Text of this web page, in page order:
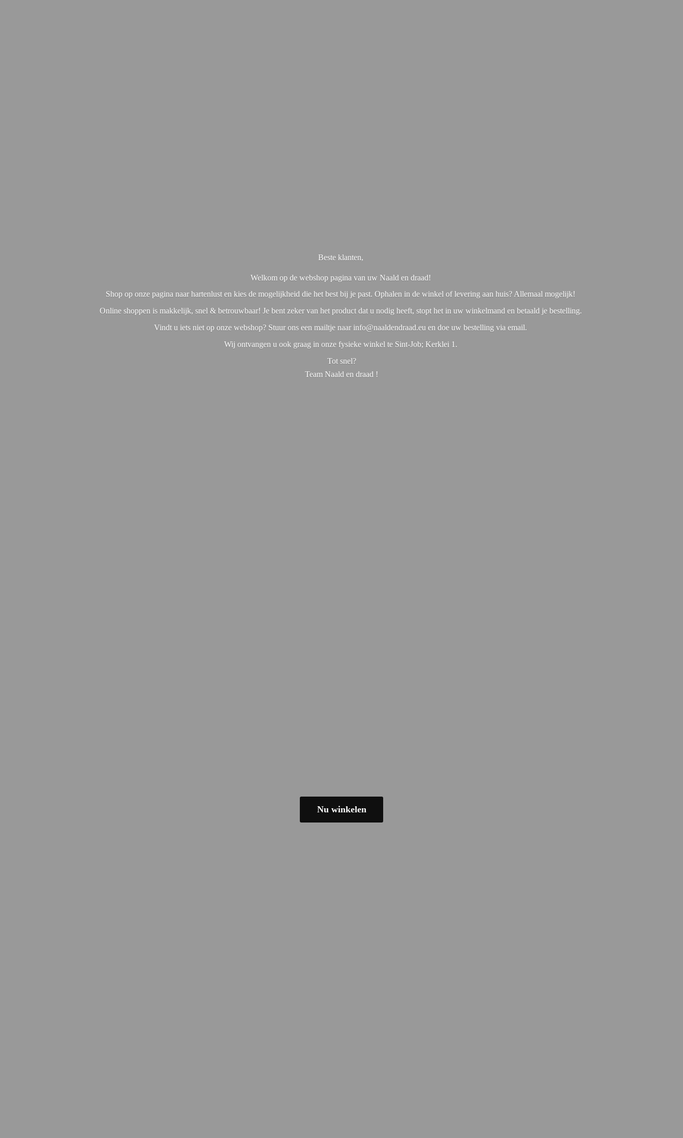
Beste klanten,
Welkom op de webshop pagina van uw Naald en draad!
Shop op onze pagina naar hartenlust en kies de mogelijkheid die het best bij je past. Ophalen in de winkel of levering aan huis? Allemaal mogelijk!
Online shoppen is makkelijk, snel & betrouwbaar! Je bent zeker van het product dat u nodig heeft, stopt het in uw winkelmand en betaald je bestelling.
Vindt u iets niet op onze webshop? Stuur ons een mailtje naar info@naaldendraad.eu en doe uw bestelling via email.
Wij ontvangen u ook graag in onze fysieke winkel te Sint-Job; Kerklei 1.
Tot snel?
Team Naald en draad !
Nu winkelen